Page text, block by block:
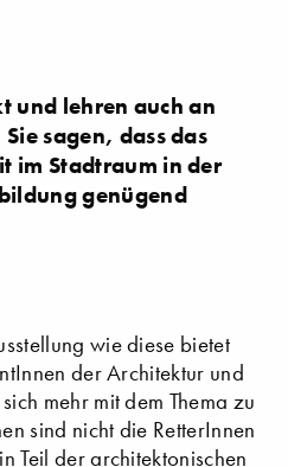
und lehren auch an
sagen, dass das
im Stadtraum in der
genügend
wie diese bietet
der Architektur und
mehr mit dem Thema zu
sind nicht die RetterInnen
Teil der architektonischen